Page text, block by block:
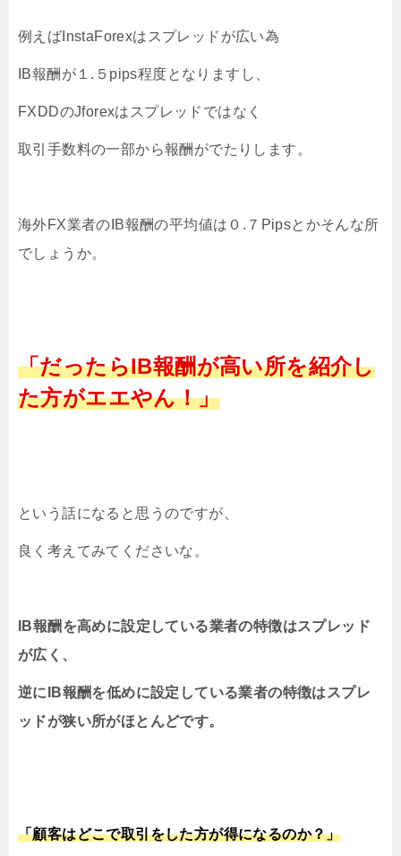
例えばInstaForexはスプレッドが広い為
IB報酬が１.５pips程度となりますし、
FXDDのJforexはスプレッドではなく
取引手数料の一部から報酬がでたりします。
海外FX業者のIB報酬の平均値は０.７Pipsとかそんな所
でしょうか。
「だったらIB報酬が高い所を紹介し
た方がエエやん！」
という話になると思うのですが、
良く考えてみてくださいな。
IB報酬を高めに設定している業者の特徴はスプレッド
が広く、
逆にIB報酬を低めに設定している業者の特徴はスプレ
ッドが狭い所がほとんどです。
「顧客はどこで取引をした方が得になるのか？」